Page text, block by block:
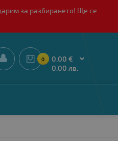
за разбирането! Ще се
0

0.00 €
0.00 лв.